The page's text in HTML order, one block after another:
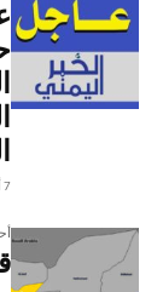
7 أغسطس، 2026